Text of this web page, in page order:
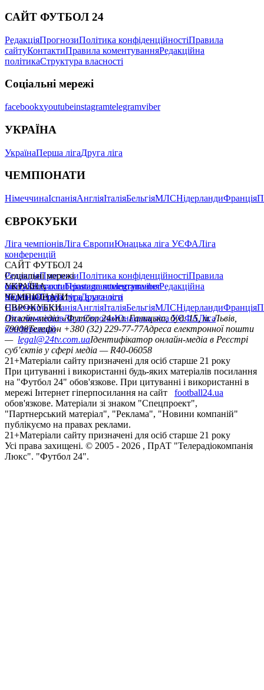
САЙТ ФУТБОЛ 24
РедакціяПрогнозиПолітика конфіденційностіПравила
сайтуКонтактиПравила коментуванняРедакційна
політикаСтруктура власності
Соціальні мережі
facebookxyoutubeinstagramtelegramviber
УКРАЇНА
УкраїнаПерша лігаДруга ліга
ЧЕМПІОНАТИ
НімеччинаІспаніяАнгліяІталіяБельгіяМЛСНідерландиФранція
ЄВРОКУБКИ
Ліга чемпіонівЛіга ЄвропиЮнацька ліга УЄФАЛіга
конференцій
САЙТ ФУТБОЛ 24
РедакціяПрогнозиПолітика конфіденційностіПравила
сайтуКонтактиПравила коментуванняРедакційна
політикаСтруктура власності
Соціальні мережі
facebookxyoutubeinstagramtelegramviber
УКРАЇНА
УкраїнаПерша лігаДруга ліга
ЧЕМПІОНАТИ
НімеччинаІспаніяАнгліяІталіяБельгіяМЛСНідерландиФранція
ЄВРОКУБКИ
Ліга чемпіонівЛіга ЄвропиЮнацька ліга УЄФАЛіга
конференцій
Онлайн-медіа «Футбол 24»пл. Галицька, буд. 15, м. Львів,
79008Телефон +380 (32) 229-77-77Адреса електронної пошти
— legal@24tv.com.uaІдентифікатор онлайн-медіа в Реєстрі
суб’єктів у сфері медіа — R40-06058
21+Матеріали сайту призначені для осіб старше 21 року
При цитуванні і використанні будь-яких матеріалів посилання
на "Футбол 24" обов'язкове. При цитуванні і використанні в
мережі Інтернет гіперпосилання на сайт
football24.ua
обов'язкове. Матеріали зі знаком "Спецпроект",
"Партнерський матеріал", "Реклама", "Новини компаній"
публікуємо на правах реклами.
21+Матеріали сайту призначені для осіб старше 21 року
Усi права захищенi. © 2005 - 2026 , ПрАТ "Телерадіокомпанія
Люкс". "Футбол 24".